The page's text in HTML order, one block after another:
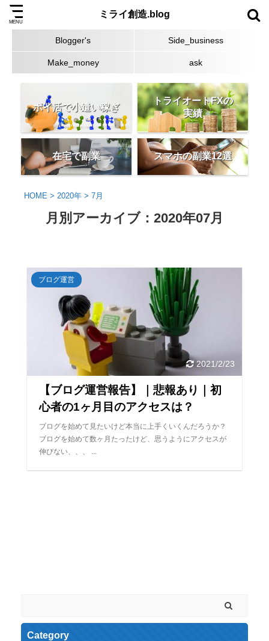
ミライ創造.blog
Blogger's Side_business
Make_money ask
ポイ活で小遣い稼ぎ
トライオートFXの
実績
在宅で副業 スマホの副業12選
HOME > 2020年 > 7月
月別アーカイブ：2020年07月
2021/2/23
ブログ運営
【ブログ運営報告】｜悲報あり｜初
心者の1ヶ月目のアクセスは？
ブログを始めて見たいけど本当に上手くいくんだろうか？
ブログを始めて数ヶ月たったけど、思うようにアクセスが
伸びない、、、 ...
Category